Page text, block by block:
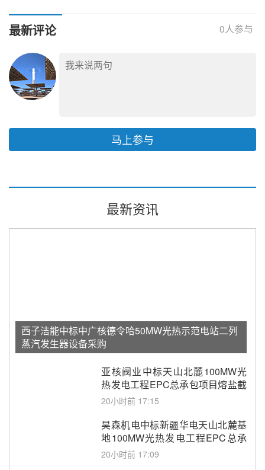
法集成实施服务项目竞
谈
最新评论 0人参与
马上参与
最新资讯
西子洁能中标中广核德令哈50MW光热示范电站二列
蒸汽发生器设备采购
亚核阀业中标天山北麓100MW光
热发电工程EPC总承包项目熔盐截
止阀、熔盐三偏心蝶阀采购
20小时前 17:15
昊森机电中标新疆华电天山北麓基
地100MW光热发电工程EPC总承
包项目熔盐介质超声波流量计采购
20小时前 17:09